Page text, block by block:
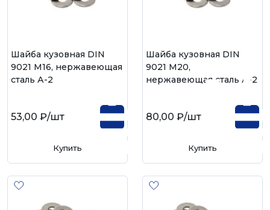
Шайба кузовная DIN
9021 М16, нержавеющая
сталь А-2
53,00 ₽/шт
Купить
Шайба кузовная DIN
9021 М20,
нержавеющая сталь А-2
80,00 ₽/шт
Купить